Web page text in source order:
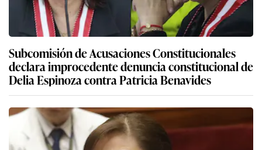
Subcomisión de Acusaciones Constitucionales
declara improcedente denuncia constitucional de
Delia Espinoza contra Patricia Benavides